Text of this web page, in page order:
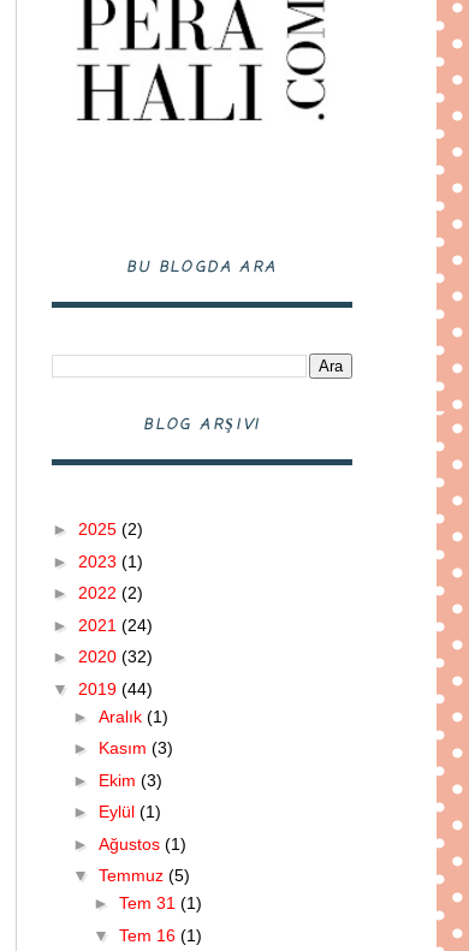
BU BLOGDA ARA
BLOG ARŞIVI
► 2025 (2)
► 2023 (1)
► 2022 (2)
► 2021 (24)
► 2020 (32)
▼ 2019 (44)
► Aralık (1)
► Kasım (3)
► Ekim (3)
► Eylül (1)
► Ağustos (1)
▼ Temmuz (5)
► Tem 31 (1)
▼ Tem 16 (1)